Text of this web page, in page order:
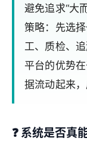
避免追求“大
策略：先选
工、质检、
平台的优势
据流动起来
❓ 系统是否真